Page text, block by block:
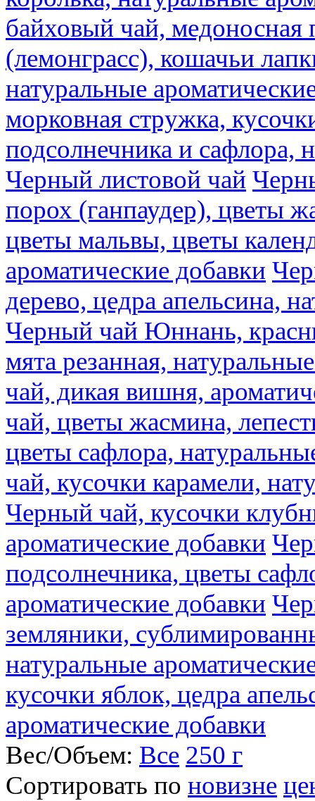
байховый чай, медоносная
(лемонграсс), кошачьи
натуральные
морковная стружка,
подсолнечника и сафлора,
Черный листовой чай
порох (ганпаудер), цветы
цветы мальвы, цветы
ароматические добавки
дерево, цедра апельсина,
Черный чай Юннань,
мята резанная,
чай, дикая вишня,
чай, цветы жасмина,
цветы сафлора,
чай, кусочки карамели,
Черный чай, кусочки
ароматические добавки
подсолнечника, цветы
ароматические добавки
земляники,
натуральные
кусочки яблок, цедра
ароматические добавки
Вес/Объем: Все 250 г
Сортировать по новизне